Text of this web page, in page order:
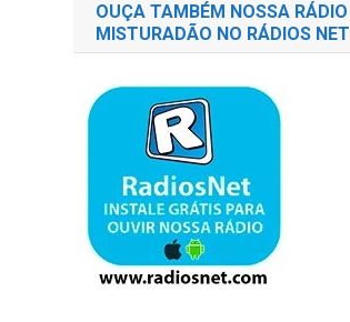
OUÇA TAMBÉM NOSSA RÁDIO
MISTURADÃO NO RÁDIOS NET